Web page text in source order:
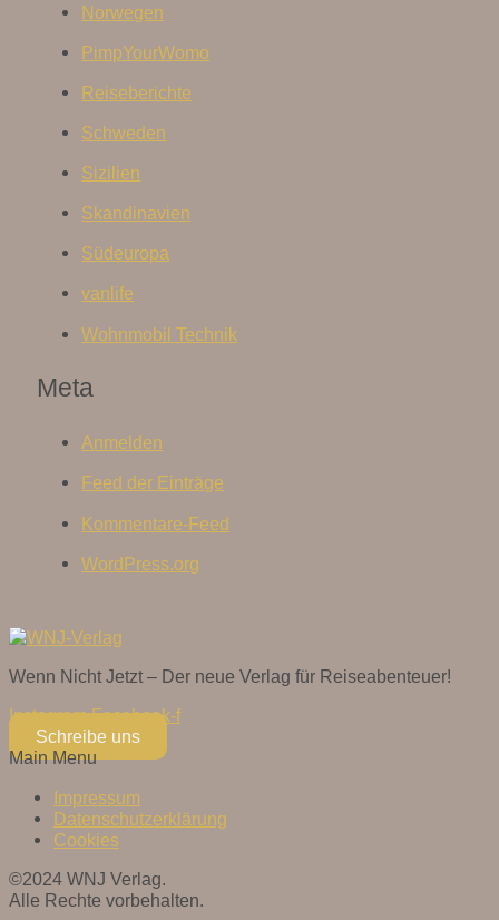
Norwegen
PimpYourWomo
Reiseberichte
Schweden
Sizilien
Skandinavien
Südeuropa
vanlife
Wohnmobil Technik
Meta
Anmelden
Feed der Einträge
Kommentare-Feed
WordPress.org
Wenn Nicht Jetzt – Der neue Verlag für Reiseabenteuer!
Instagram Facebook-f
Schreibe uns
Main Menu
Impressum
Datenschutzerklärung
Cookies
©2024 WNJ Verlag.
Alle Rechte vorbehalten.